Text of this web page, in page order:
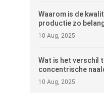
Waarom is de
productie zo
concentrische
10 Aug, 2025
Wat is het verschil
concentrische
monopolaire
10 Aug, 2025